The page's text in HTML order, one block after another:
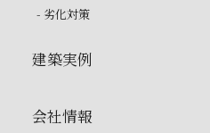
- 劣化対策
建築実例
会社情報